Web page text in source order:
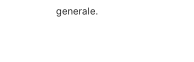
generale.